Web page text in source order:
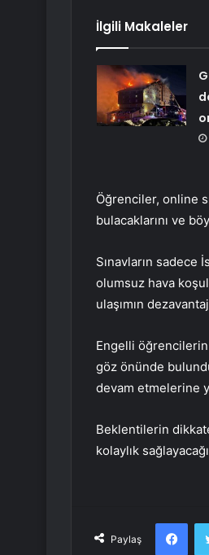
İlgili Makaleler
Öğrenciler, online
bulacaklarını ve
Sınavların sadece
olumsuz hava
ulaşımın
Engelli öğrencilerin
göz önünde
devam etmelerine
Beklentilerin
kolaylık
Paylaş